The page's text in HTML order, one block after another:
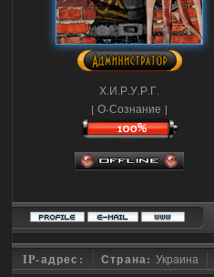
Х.И.Р.У.Р.Г.
[ О-Сознание ]
IP-адрес: Страна: Украина